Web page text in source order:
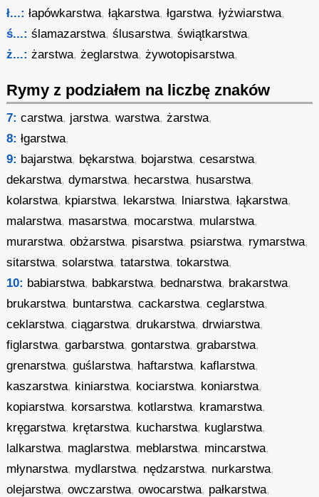
ł...: łapówkarstwa,łąkarstwa,łgarstwa,łyżwiarstwa,
ś...: ślamazarstwa,ślusarstwa,świątkarstwa,
ż...: żarstwa,żeglarstwa,żywotopisarstwa,
Rymy z podziałem na liczbę znaków
7: carstwa, jarstwa,warstwa,żarstwa,
8: łgarstwa,
9: bajarstwa, bękarstwa, bojarstwa,cesarstwa,
dekarstwa,dymarstwa, hecarstwa, husarstwa,
kolarstwa, kpiarstwa, lekarstwa, lniarstwa,łąkarstwa,
malarstwa, masarstwa, mocarstwa, mularstwa,
murarstwa,obżarstwa, pisarstwa, psiarstwa, rymarstwa,
sitarstwa,solarstwa,tatarstwa,tokarstwa,
10: babiarstwa, babkarstwa, bednarstwa, brakarstwa,
brukarstwa, buntarstwa,cackarstwa,ceglarstwa,
ceklarstwa,ciągarstwa,drukarstwa,drwiarstwa,
figlarstwa,garbarstwa,gontarstwa,grabarstwa,
grenarstwa,guślarstwa, haftarstwa, kaflarstwa,
kaszarstwa, kiniarstwa, kociarstwa, koniarstwa,
kopiarstwa, korsarstwa, kotlarstwa, kramarstwa,
kręgarstwa, krętarstwa, kucharstwa, kuglarstwa,
lalkarstwa, maglarstwa, meblarstwa, mincarstwa,
młynarstwa, mydlarstwa, nędzarstwa, nurkarstwa,
olejarstwa,owczarstwa,owocarstwa, pałkarstwa,